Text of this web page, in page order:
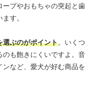
プやおもちゃの突起と歯
す。
選ぶのがポイント。いくつ
も飽きにくいですよ。音
など、愛犬が好む商品を